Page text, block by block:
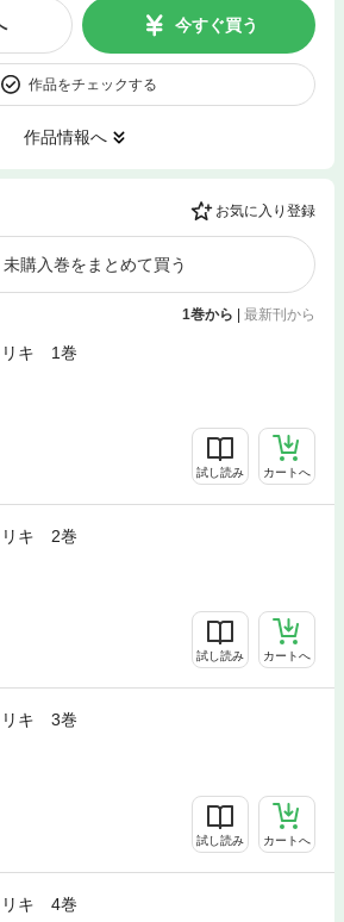
今すぐ買う
作品をチェックする
作品情報へ
お気に入り登録
未購入巻をまとめて買う
1巻から | 最新刊から
リキ 1巻
試し読み カートへ
リキ 2巻
試し読み カートへ
リキ 3巻
試し読み カートへ
リキ 4巻